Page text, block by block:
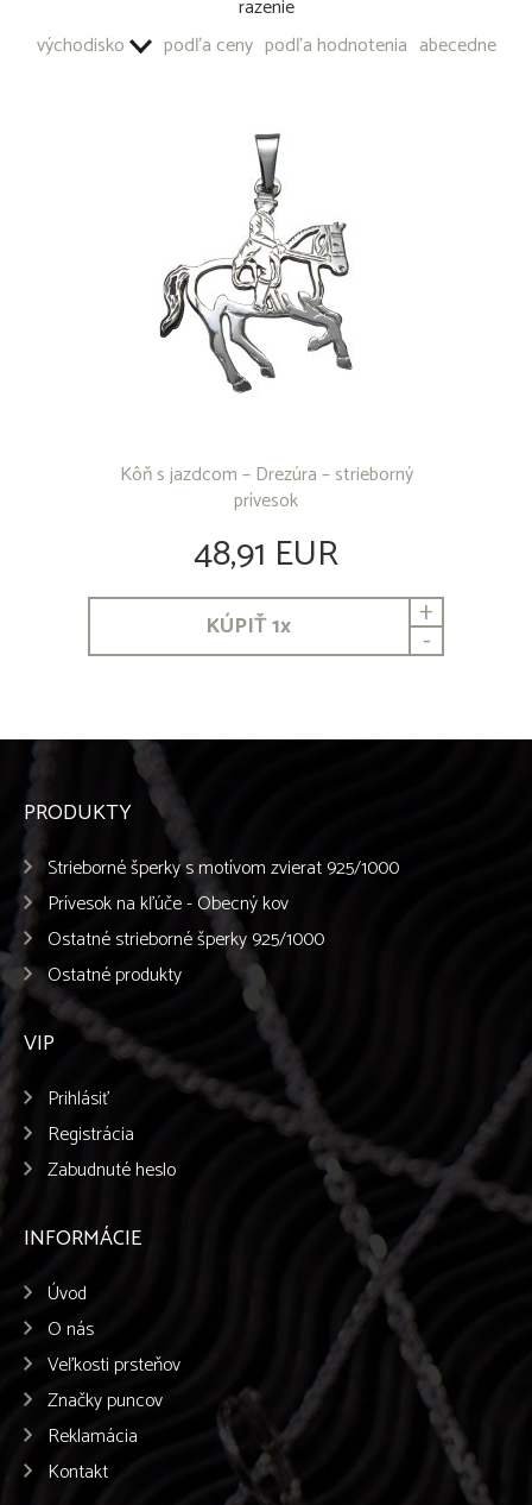
razenie
východisko
podľa ceny podľa hodnotenia abecedne
Kôň s jazdcom – Drezúra – strieborný
prívesok
48,91 EUR
KÚPIŤ1x +
-
PRODUKTY
Strieborné šperky s motívom zvierat 925/1000
Prívesok na kľúče - Obecný kov
Ostatné strieborné šperky 925/1000
Ostatné produkty
VIP
Prihlásiť
Registrácia
Zabudnuté heslo
INFORMÁCIE
Úvod
O nás
Veľkosti prsteňov
Značky puncov
Reklamácia
Kontakt